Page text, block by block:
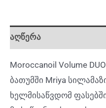
აღწერა
Moroccanoil Volume
ბათუმში Mriya
ხელმისაწვდომ